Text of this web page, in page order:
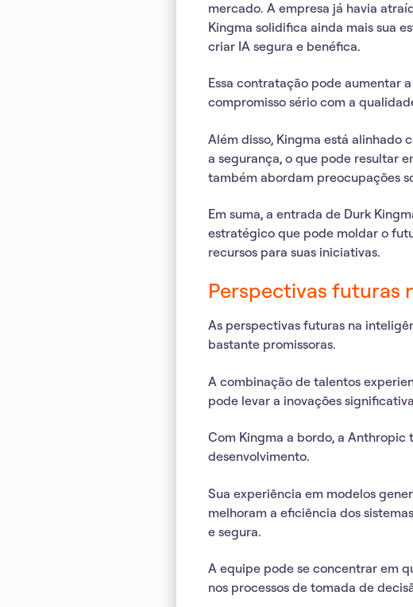
mercado. A empresa já havia
Kingma solidifica ainda mais sua
criar IA segura e benéfica.
Essa contratação pode aumentar
compromisso sério com a
Além disso, Kingma está alinhado
a segurança, o que pode resultar
também abordam preocupações
Em suma, a entrada de Durk
estratégico que pode moldar o
recursos para suas iniciativas.
Perspectivas futuras
As perspectivas futuras na
bastante promissoras.
A combinação de talentos
pode levar a inovações
Com Kingma a bordo, a Anthropic
desenvolvimento.
Sua experiência em modelos
melhoram a eficiência dos
e segura.
A equipe pode se concentrar em
nos processos de tomada de